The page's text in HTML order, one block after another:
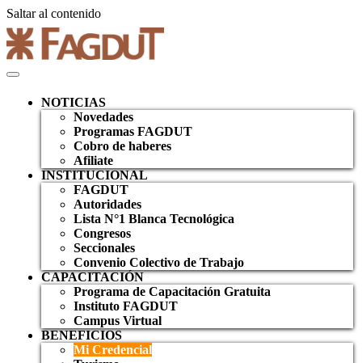
Saltar al contenido
NOTICIAS
Novedades
Programas FAGDUT
Cobro de haberes
Afiliate
INSTITUCIONAL
FAGDUT
Autoridades
Lista N°1 Blanca Tecnológica
Congresos
Seccionales
Convenio Colectivo de Trabajo
CAPACITACIÓN
Programa de Capacitación Gratuita
Instituto FAGDUT
Campus Virtual
BENEFICIOS
Mi Credencial